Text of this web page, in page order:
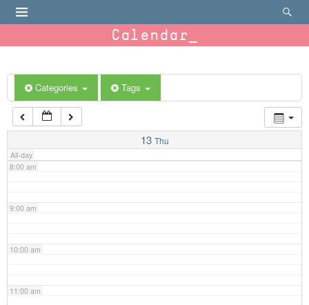
Calendar
Categories Tags
13 Thu
All-day
6:00 am
7:00 am
8:00 am
9:00 am
10:00 am
11:00 am